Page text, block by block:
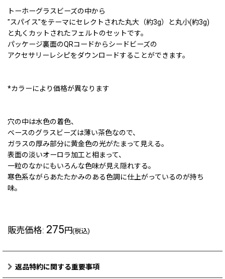
トーホーグラスビーズの中から
"スパイス"をテーマにセレクトされた丸大（約3g）と丸小(約3g)
と丸くカットされたフェルトのセットです。
パッケージ裏面のQRコードからシードビーズの
アクセサリーレシピをダウンロードすることができます。
*カラーにより価格が異なります
穴の中は水色の着色、
ベースのグラスビーズは薄い茶色なので、
ガラスの厚み部分に黄金色の光がたまって見える。
表面の淡いオーロラ加工と相まって、
一粒のなかにもいろんな色味が見え隠れする。
寒色系ながらあたたかみのある色調に仕上がっているのが持ち
味。
販売価格: 275円(税込)
返品特約に関する重要事項